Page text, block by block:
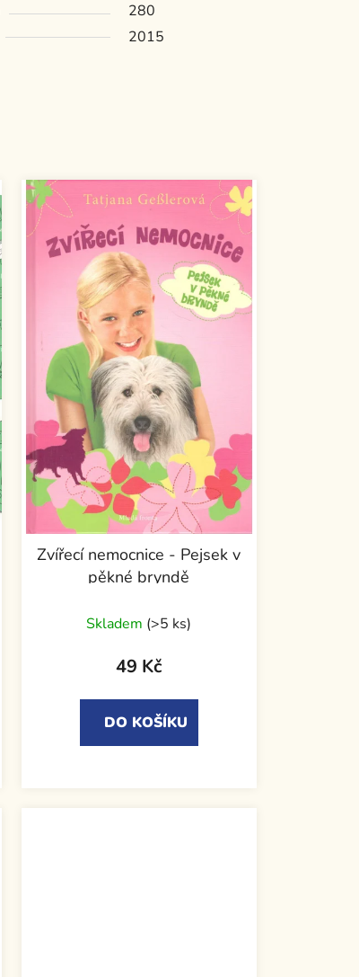
280
2015
Zvířecí nemocnice - Pejsek v
pěkné bryndě
Skladem (>5 ks)
49 Kč
DO KOŠÍKU